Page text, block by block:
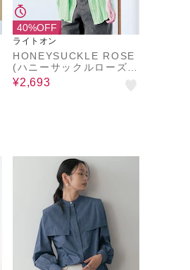
40%OFF
ライトオン
HONEYSUCKLE ROSE
(ハニーサックルローズ)
シアービッグシャツ
¥2,693